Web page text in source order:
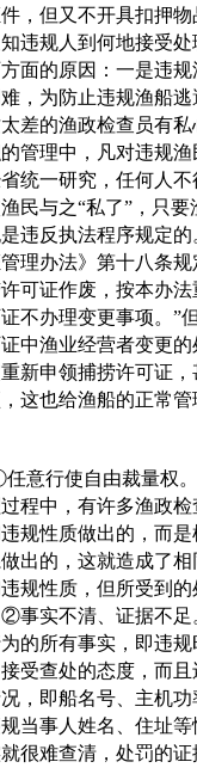
，但又不开具扣押
违规人到何地接受
面的原因：一是违
，为防止违规渔船
差的渔政检查员有
管理中，凡对违规
统一研究，任何人
民与之“私了”，只
违反执法程序规定
管理办法》第十八条
可证作废，按本办
不办理变更事项。”
中渔业经营者变更
新申领捕捞许可证
这也给渔船的正常管
任意行使自由裁量权
程中，有许多渔政
规性质做出的，而是
出的，这就造成了
规性质，但所受到的
事实不清、证据不足
的所有事实，即违
受查处的态度，而
，即船名号、主机
当事人姓名、住址
很难查清，处罚的证